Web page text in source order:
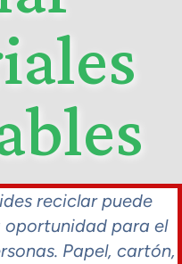
reciclar puede
oportunidad para el
Papel, cartón,